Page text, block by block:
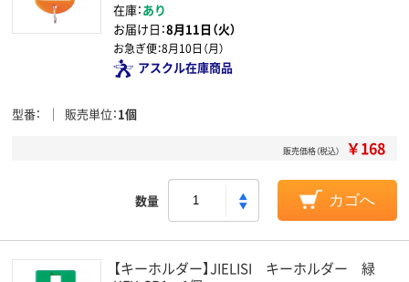
在庫：あり
お届け日：8月11日（火）
お急ぎ便：8月10日（月）
アスクル在庫商品
型番 販売単位 1個
販売価格（税込） ￥168
数量 カゴへ
【キーホルダー】JIELISI キーホルダー 緑